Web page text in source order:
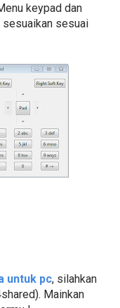
keypad dan
sesuaikan sesuai
untuk pc, silahkan
Mainkan